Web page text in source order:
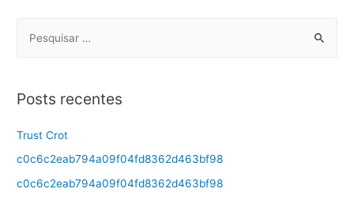
Posts recentes
Trust Crot
c0c6c2eab794a09f04fd8362d463bf98
c0c6c2eab794a09f04fd8362d463bf98